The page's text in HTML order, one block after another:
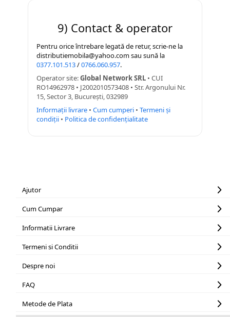
9) Contact & operator
Pentru orice întrebare legată de retur, scrie-ne la
distributiemobila@yahoo.com sau sună la
0377.101.513/0766.060.957.
Operator site:Global Network SRL • CUI
RO14962978 • J2002010573408 • Str. Argonului Nr.
15, Sector 3, București, 032989
Informații livrare • Cum cumperi • Termeni și
condiții • Politica de confidențialitate
Ajutor
Cum Cumpar
Informatii Livrare
Termeni si Conditii
Despre noi
FAQ
Metode de Plata